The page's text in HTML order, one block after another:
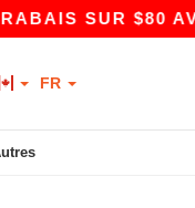
SUR $80 AVEC
FR